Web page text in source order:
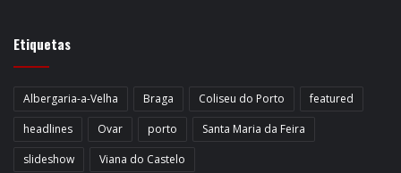
Etiquetas
Albergaria-a-Velha Braga Coliseu do Porto
featured
headlines
Ovar porto
Santa Maria da Feira
slideshow
Viana do Castelo